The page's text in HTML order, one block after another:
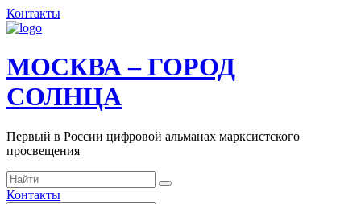
Контакты
МОСКВА – ГОРОД
СОЛНЦА
Первый в России цифровой альманах марксистского
просвещения
Контакты